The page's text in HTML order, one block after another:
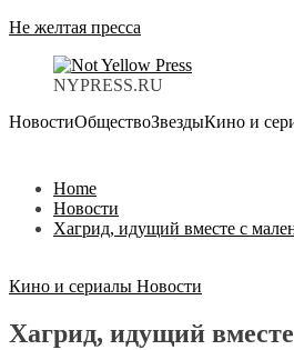
Не желтая пресса
NYPRESS.RU
НовостиОбществоЗвездыКино и
Home
Новости
Хагрид, идущий вместе с
Кино и сериалы Новости
Хагрид, идущий